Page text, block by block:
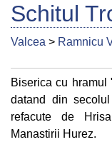
Schitul
Valcea > Ramnicu
Biserica cu hramul
datand din
refacute de
Manastirii Hurez.